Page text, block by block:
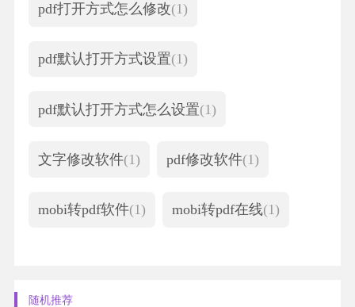
pdf打开方式怎么修改(1)
pdf默认打开方式设置(1)
pdf默认打开方式怎么设置(1)
文字修改软件(1) pdf修改软件(1)
mobi转pdf软件(1) mobi转pdf在线(1)
随机推荐